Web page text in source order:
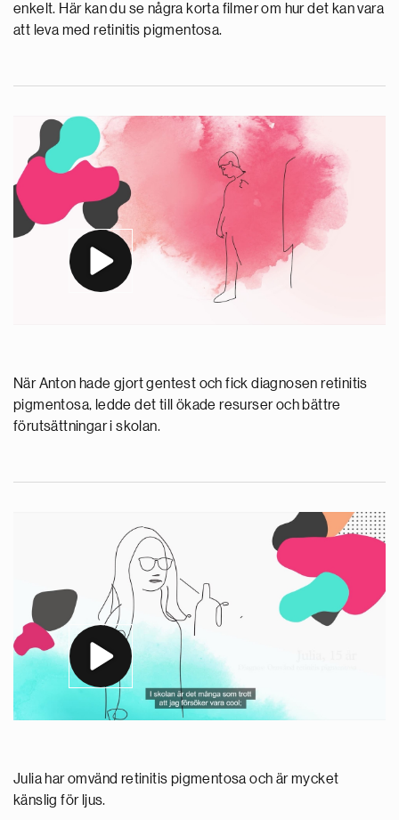
enkelt. Här kan du se några korta filmer om hur det kan vara
att leva med retinitis pigmentosa.
När Anton hade gjort gentest och fick diagnosen retinitis
pigmentosa, ledde det till ökade resurser och bättre
förutsättningar i skolan.
Julia har omvänd retinitis pigmentosa och är mycket
känslig för ljus.